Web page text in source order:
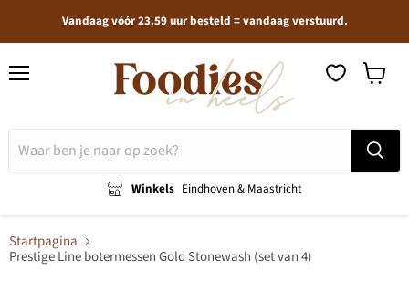
Vandaag vóór 23.59 uur besteld = vandaag verstuurd.
Winkels Eindhoven & Maastricht
Startpagina
Prestige Line botermessen Gold Stonewash (set van 4)